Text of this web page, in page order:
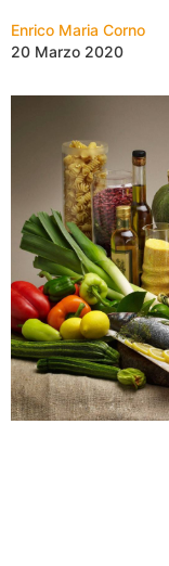
Enrico Maria Corno
20 Marzo 2020